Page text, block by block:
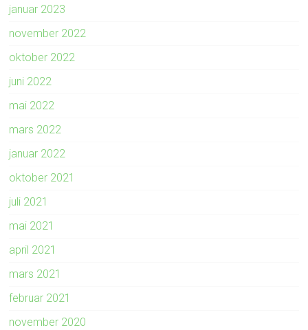
januar 2023
november 2022
oktober 2022
juni 2022
mai 2022
mars 2022
januar 2022
oktober 2021
juli 2021
mai 2021
april 2021
mars 2021
februar 2021
november 2020